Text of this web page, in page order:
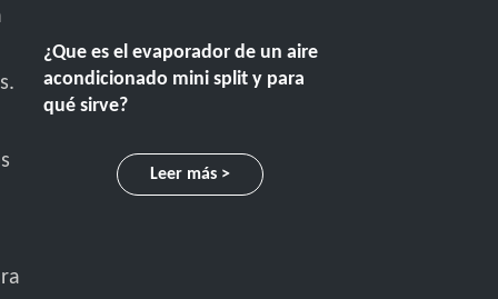
¿Que es el evaporador de un aire
acondicionado mini split y para
qué sirve?
Leer más >